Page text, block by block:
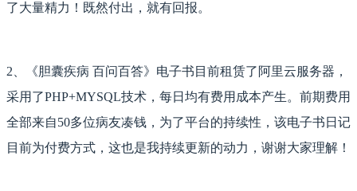
了大量精力！既然付出，就有回报。
2、
《胆囊疾病 百问百答》电子书目前租赁了阿里云服务器，
采用了PHP+MYSQL技术，每日均有费用成本产生。前期费用
全部来自50多位病友凑钱，为了平台的持续性，该电子书日记
目前为付费方式，这也是我持续更新的动力，谢谢大家理解！